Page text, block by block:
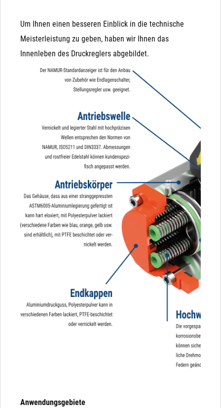
Um Ihnen einen besseren Einblick in die technische
Meisterleistung zu geben, haben wir Ihnen das
Innenleben des Druckreglers abgebildet.
Anwendungsgebiete